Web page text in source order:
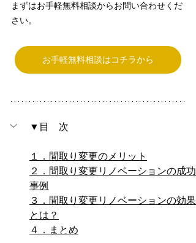
まずはお手軽無料相談からお問い合わせくだ
さい。
お手軽無料相談はコチラから
▼目　次
１．間取り変更のメリット
２．間取り変更リノベーションの成功
事例
３．間取り変更リノベーションの効果
とは？
４．まとめ